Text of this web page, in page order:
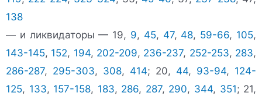
138
— и ликвидаторы — 19, 9, 45, 47, 48, 59-66, 105,
143-145, 152, 194, 202-209, 236-237, 252-253, 283,
286-287, 295-303, 308, 414; 20, 44, 93-94, 124-
125, 133, 157-158, 183, 286, 287, 290, 344, 351; 21,